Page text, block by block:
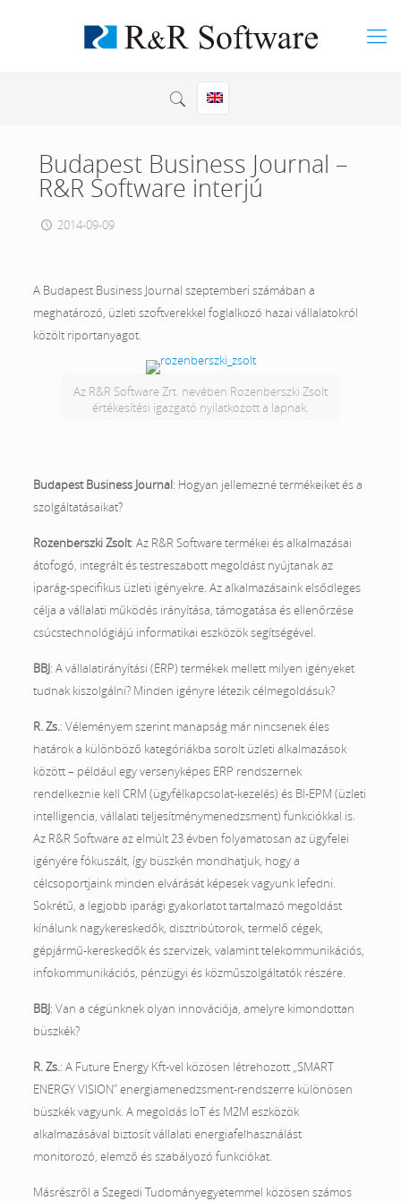
Budapest Business Journal –
R&R Software interjú
2014-09-09
A Budapest Business Journal szeptemberi számában a
meghatározó, üzleti szoftverekkel foglalkozó hazai vállalatokról
közölt riportanyagot.
Az R&R Software Zrt. nevében Rozenberszki Zsolt
értékesítési igazgató nyilatkozott a lapnak.
Budapest Business Journal: Hogyan jellemezné termékeiket és a
szolgáltatásaikat?
Rozenberszki Zsolt: Az R&R Software termékei és alkalmazásai
átofogó, integrált és testreszabott megoldást nyújtanak az
iparág-specifikus üzleti igényekre. Az alkalmazásaink elsődleges
célja a vállalati működés irányítása, támogatása és ellenőrzése
csúcstechnológiájú informatikai eszközök segítségével.
BBJ: A vállalatirányítási (ERP) termékek mellett milyen igényeket
tudnak kiszolgálni? Minden igényre létezik célmegoldásuk?
R. Zs.: Véleményem szerint manapság már nincsenek éles
határok a különböző kategóriákba sorolt üzleti alkalmazások
között – például egy versenyképes ERP rendszernek
rendelkeznie kell CRM (ügyfélkapcsolat-kezelés) és BI-EPM (üzleti
intelligencia, vállalati teljesítménymenedzsment) funkciókkal is.
Az R&R Software az elmúlt 23 évben folyamatosan az ügyfelei
igényére fókuszált, így büszkén mondhatjuk, hogy a
célcsoportjaink minden elvárását képesek vagyunk lefedni.
Sokrétű, a legjobb iparági gyakorlatot tartalmazó megoldást
kínálunk nagykereskedők, disztribútorok, termelő cégek,
gépjármű-kereskedők és szervizek, valamint telekommunikációs,
infokommunikációs, pénzügyi és közműszolgáltatók részére.
BBJ: Van a cégünknek olyan innovációja, amelyre kimondottan
büszkék?
R. Zs.: A Future Energy Kft-vel közösen létrehozott „SMART
ENERGY VISION” energiamenedzsment-rendszerre különösen
büszkék vagyunk. A megoldás IoT és M2M eszközök
alkalmazásával biztosít vállalati energiafelhasználást
monitorozó, elemző és szabályozó funkciókat.
Másrészről a Szegedi Tudományegyetemmel közösen számos